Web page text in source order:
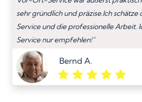
sehr gründlich und präzise.Ich schätze
Service und die professionelle Arbeit.
Service nur empfehlen!”
Bernd A.